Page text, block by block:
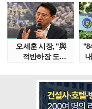
오세훈 시장, "與
적반하장 도